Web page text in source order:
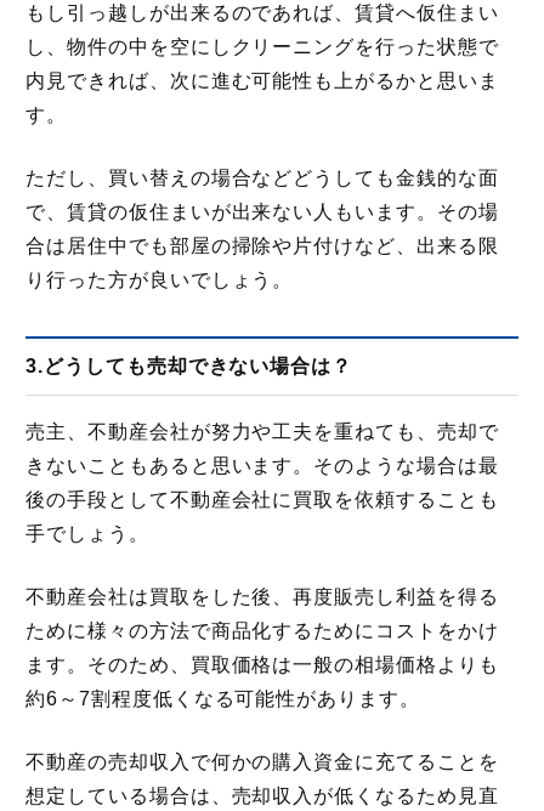
もし引っ越しが出来るのであれば、賃貸へ仮住まい
し、物件の中を空にしクリーニングを行った状態で
内見できれば、次に進む可能性も上がるかと思いま
す。
ただし、買い替えの場合などどうしても金銭的な面
で、賃貸の仮住まいが出来ない人もいます。その場
合は居住中でも部屋の掃除や片付けなど、出来る限
り行った方が良いでしょう。
3.どうしても売却できない場合は？
売主、不動産会社が努力や工夫を重ねても、売却で
きないこともあると思います。そのような場合は最
後の手段として不動産会社に買取を依頼することも
手でしょう。
不動産会社は買取をした後、再度販売し利益を得る
ために様々の方法で商品化するためにコストをかけ
ます。そのため、買取価格は一般の相場価格よりも
約6～7割程度低くなる可能性があります。
不動産の売却収入で何かの購入資金に充てることを
想定している場合は、売却収入が低くなるため見直